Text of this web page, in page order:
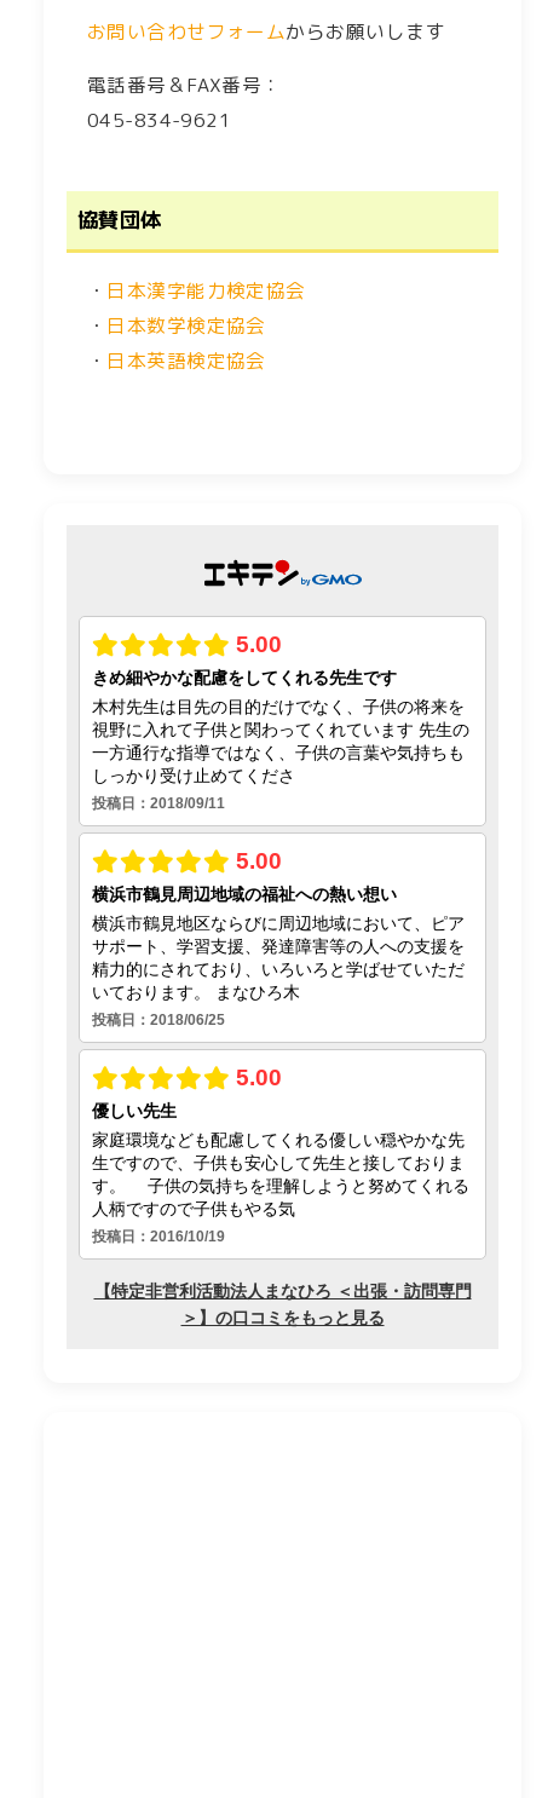
お問い合わせフォームからお願いします
電話番号＆FAX番号：
045-834-9621
協賛団体
・ 日本漢字能力検定協会
・ 日本数学検定協会
・ 日本英語検定協会